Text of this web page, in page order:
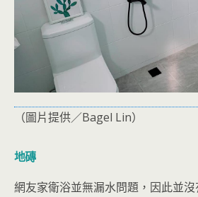
（圖片提供／Bagel Lin）
地磚
網友家衛浴並無漏水問題，因此並沒